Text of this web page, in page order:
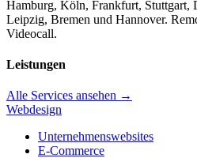
Hamburg, Köln, Frankfurt, Stuttgart,
Leipzig, Bremen und Hannover.
Videocall.
Leistungen
Alle Services ansehen →
Webdesign
Unternehmenswebsites
E-Commerce